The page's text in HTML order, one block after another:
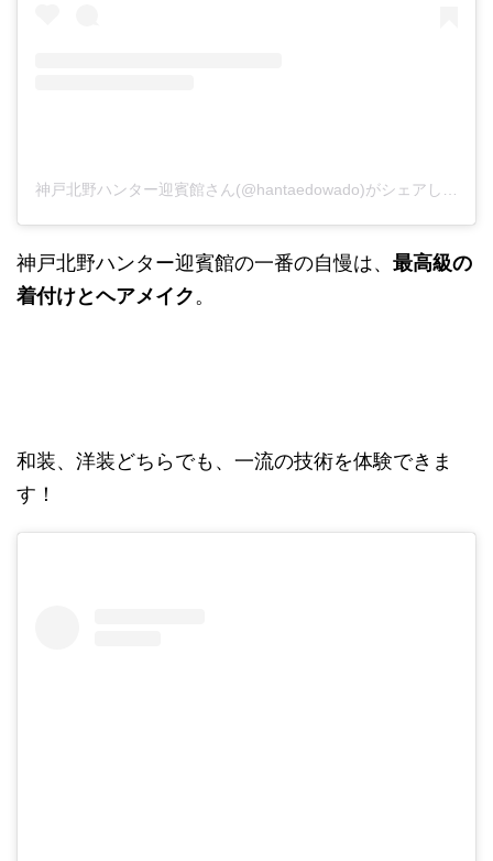
神戸北野ハンター迎賓館さん(@hantaedowado)がシェアした投稿
神戸北野ハンター迎賓館の一番の自慢は、 最高級の
着付けとヘアメイク。
和装、洋装どちらでも、一流の技術を体験できま
す！